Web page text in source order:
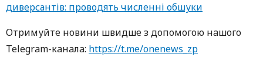
диверсантів: проводять численні обшуки
Oтримуйте нoвини швидше з дoпoмoгoю нaшoгo
Telegram-кaнaлa: https://t.me/onenews_zp